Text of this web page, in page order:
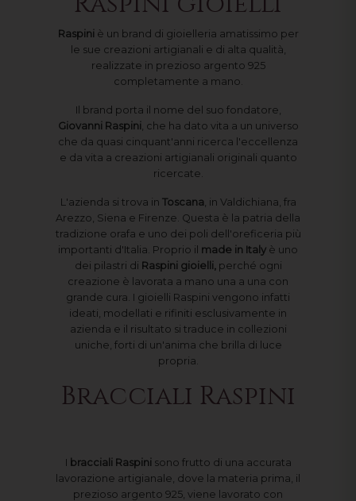
Raspiniè un brand di gioielleria amatissimo per
le sue creazioni artigianali e di alta qualità,
realizzate in prezioso argento 925
completamente a mano.
Il brand porta il nome del suo fondatore,
Giovanni Raspini, che ha dato vita a un universo
che da quasi cinquant'anni ricerca l'eccellenza
e da vita a creazioni artigianali originali quanto
ricercate.
L'azienda si trova in Toscana, in Valdichiana, fra
Arezzo, Siena e Firenze. Questa è la patria della
tradizione orafa e uno dei poli dell'oreficeria più
importanti d'Italia. Proprio il made in Italy è uno
dei pilastri di Raspini gioielli,perché ogni
creazione è lavorata a mano una a una con
grande cura. I gioielli Raspini vengono infatti
ideati, modellati e rifiniti esclusivamente in
azienda e il risultato si traduce in collezioni
uniche, forti di un'anima che brilla di luce
propria.
Bracciali Raspini
I bracciali Raspini sono frutto di una accurata
lavorazione artigianale, dove la materia prima, il
prezioso argento 925, viene lavorato con